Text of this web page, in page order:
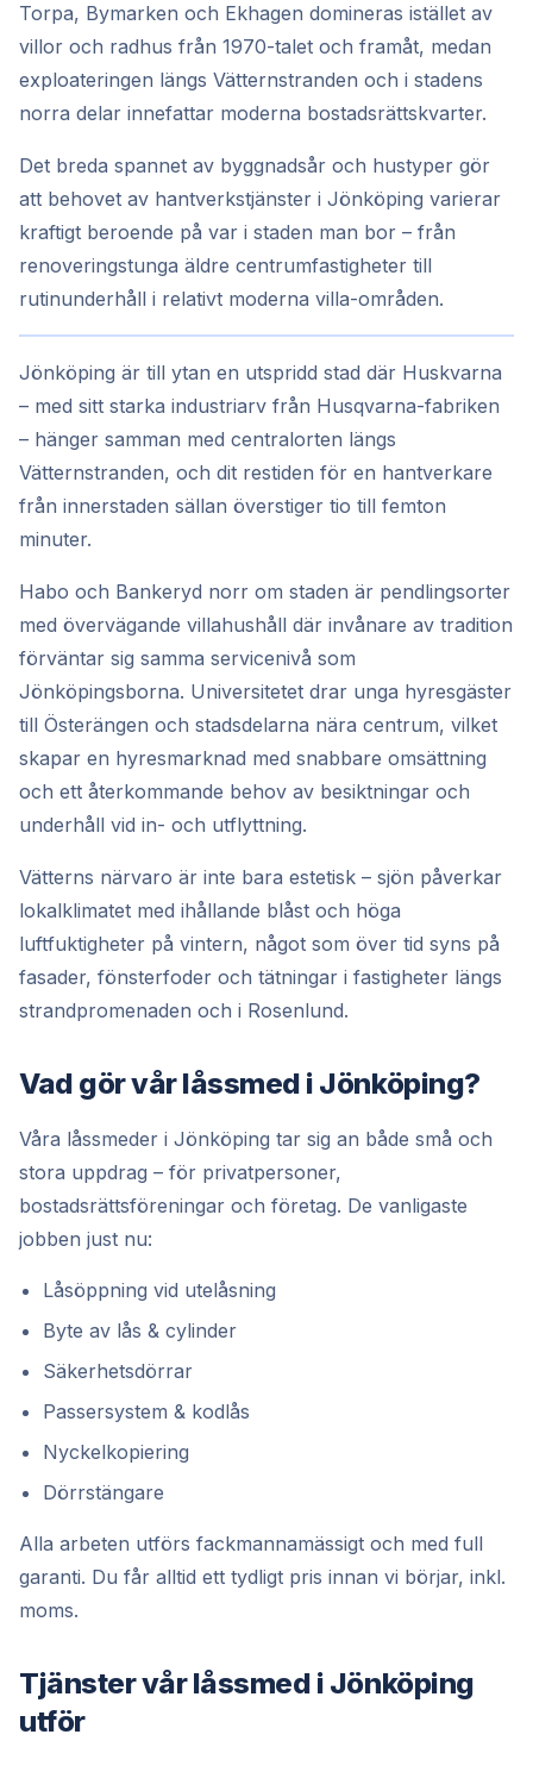
Torpa, Bymarken och Ekhagen domineras istället av
villor och radhus från 1970-talet och framåt, medan
exploateringen längs Vätternstranden och i stadens
norra delar innefattar moderna bostadsrättskvarter.
Det breda spannet av byggnadsår och hustyper gör
att behovet av hantverkstjänster i Jönköping varierar
kraftigt beroende på var i staden man bor – från
renoveringstunga äldre centrumfastigheter till
rutinunderhåll i relativt moderna villa-områden.
Jönköping är till ytan en utspridd stad där Huskvarna
– med sitt starka industriarv från Husqvarna-fabriken
– hänger samman med centralorten längs
Vätternstranden, och dit restiden för en hantverkare
från innerstaden sällan överstiger tio till femton
minuter.
Habo och Bankeryd norr om staden är pendlingsorter
med övervägande villahushåll där invånare av tradition
förväntar sig samma servicenivå som
Jönköpingsborna. Universitetet drar unga hyresgäster
till Österängen och stadsdelarna nära centrum, vilket
skapar en hyresmarknad med snabbare omsättning
och ett återkommande behov av besiktningar och
underhåll vid in- och utflyttning.
Vätterns närvaro är inte bara estetisk – sjön påverkar
lokalklimatet med ihållande blåst och höga
luftfuktigheter på vintern, något som över tid syns på
fasader, fönsterfoder och tätningar i fastigheter längs
strandpromenaden och i Rosenlund.
Vad gör vår låssmed i Jönköping?
Våra låssmeder i Jönköping tar sig an både små och
stora uppdrag – för privatpersoner,
bostadsrättsföreningar och företag. De vanligaste
jobben just nu:
Låsöppning vid utelåsning
Byte av lås & cylinder
Säkerhetsdörrar
Passersystem & kodlås
Nyckelkopiering
Dörrstängare
Alla arbeten utförs fackmannamässigt och med full
garanti. Du får alltid ett tydligt pris innan vi börjar, inkl.
moms.
Tjänster vår låssmed i Jönköping
utför